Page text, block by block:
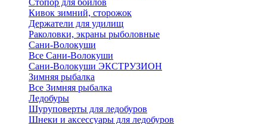
Стопор для бойлов
Кивок зимний, сторожок
Держатели для удилищ
Раколовки, экраны рыболовные
Сани-Волокуши
Все Сани-Волокуши
Сани-Волокуши ЭКСТРУЗИОН
Зимняя рыбалка
Все Зимняя рыбалка
Ледобуры
Шуруповерты для ледобуров
Шнеки и аксессуары для ледобуров